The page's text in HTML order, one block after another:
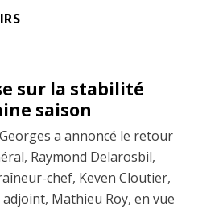
sur la stabilité
saison
a annoncé le retour
Raymond Delarosbil,
chef, Keven Cloutier,
Mathieu Roy, en vue